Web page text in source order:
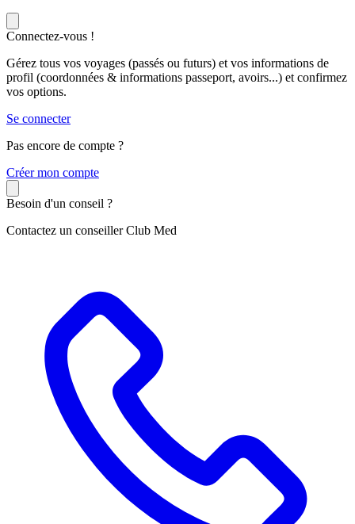
Connectez-vous !
Gérez tous vos voyages (passés ou futurs) et vos informations de
profil (coordonnées & informations passeport, avoirs...) et confirmez
vos options.
Se connecter
Pas encore de compte ?
Créer mon compte
Besoin d'un conseil ?
Contactez un conseiller Club Med